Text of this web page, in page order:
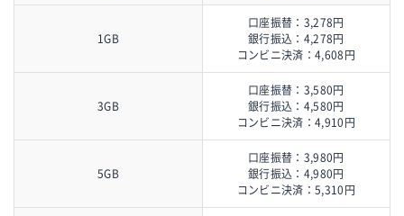
1GB
口座振替：3,278円
銀行振込：4,278円
コンビニ決済：4,608円
3GB
口座振替：3,580円
銀行振込：4,580円
コンビニ決済：4,910円
5GB
口座振替：3,980円
銀行振込：4,980円
コンビニ決済：5,310円